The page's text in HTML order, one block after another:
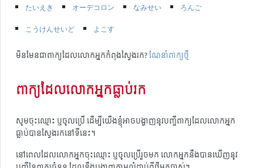
たいえき
オーデコロン なみせい
ろんご
こうけんせいど
よこす
មិនមែនជាពាក្យដែលលោកអ្នកកំពុងស្វែងរក?ណែនាំពាក្យថ្មី
ពាក្យដែលលោកអ្នកធ្លាប់រក
សូមចុះឈ្មោះ ឬចូលប្រើ ដើម្បីយើងខ្ញុំអាចបង្ហាញនូវបញ្ជីពាក្យដែលលោកអ្នក
ធ្លាប់បានស្វែងរកនៅទីនេះ។
នៅពេលដែលលោកអ្នកចុះឈ្មោះ ឬចូលប្រើរួចមក លោកអ្នកនឹងបានឃើញនូវ